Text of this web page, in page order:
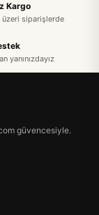
Kargo
üzeri siparişlerde
yanınızdayız
güvencesiyle.